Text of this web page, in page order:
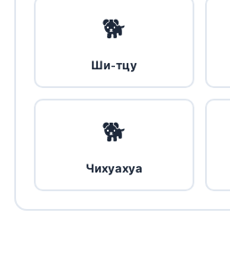
🐕
Ши-тцу
🐕
Чихуахуа